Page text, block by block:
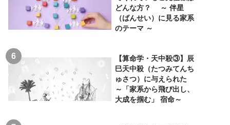
どんな方？ ～ 伴星
（ばんせい）に見る家系
のテーマ ～
【算命学・天中殺③】辰
巳天中殺（たつみてんち
ゅさつ）に与えられた
～「家系から飛び出し、
大成を掴む」 宿命～